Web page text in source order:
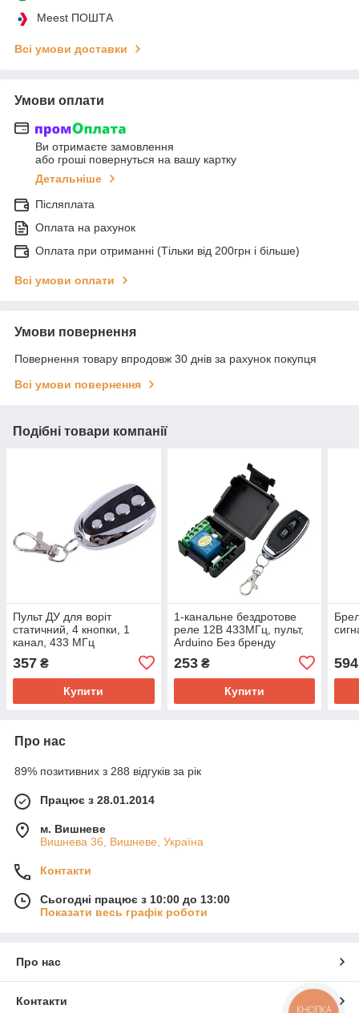
Meest ПОШТА
Всі умови доставки
Умови оплати
Ви отримаєте замовлення
або гроші повернуться на вашу картку
Детальніше
Післяплата
Оплата на рахунок
Оплата при отриманні (Тільки від 200грн і більше)
Всі умови оплати
Умови повернення
Повернення товару впродовж 30 днів за рахунок покупця
Всі умови повернення
Подібні товари компанії
Пульт ДУ для воріт
статичний, 4 кнопки, 1
канал, 433 МГц
357 ₴
Купити
1-канальне бездротове
реле 12В 433МГц, пульт,
Arduino Без бренду
253₴
Купити
594
Про нас
89% позитивних з 288 відгуків за рік
Працює з 28.01.2014
м. Вишневе
Вишнева 36, Вишневе, Україна
Контакти
Сьогодні працює з 10:00 до 13:00
Показати весь графік роботи
Про нас
Контакти
КНОПКА